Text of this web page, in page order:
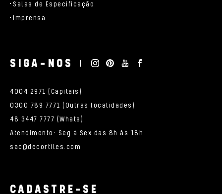
Salas de Especificação
Imprensa
SIGA-NOS
4004 2971 (Capitais)
0300 789 7771 (Outras localidades)
48 3447 7777 (Whats)
Atendimento: Seg à Sex das 8h às 18h
sac@decortiles.com
CADASTRE-SE